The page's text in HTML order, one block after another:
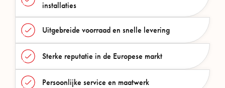
installaties
Uitgebreide voorraad en snelle levering
Sterke reputatie in de Europese markt
Persoonlijke service en maatwerk